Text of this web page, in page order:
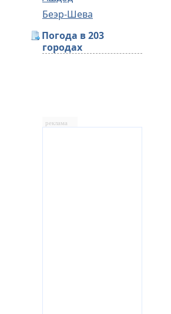
Беэр-Шева
Погода в 203
городах
реклама